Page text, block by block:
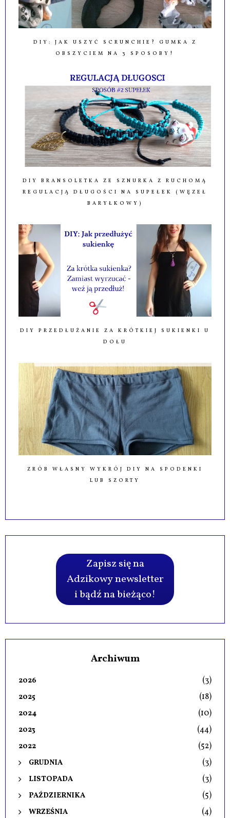
DIY: JAK USZYĆ SCRUNCHIE? GUMKA Z
OBSZYCIEM NA 3 SPOSOBY!
DIY BRANSOLETKA ZE SZNURKA Z RUCHOMĄ
REGULACJĄ DŁUGOŚCI NA SUPEŁEK (WĘZEŁ
BARYŁKOWY)
DIY PRZEDŁUŻANIE ZA KRÓTKIEJ SUKIENKI U
DOŁU
ZRÓB WŁASNY WYKRÓJ DIY NA SPODENKI
LUB SZORTY
Zapisz się na
Adzikowy newsletter
i bądź na bieżąco!
Archiwum
2026 (3)
2025 (18)
2024 (10)
2023 (44)
2022 (52)
GRUDNIA (3)
LISTOPADA (3)
PAŹDZIERNIKA (5)
WRZEŚNIA (4)